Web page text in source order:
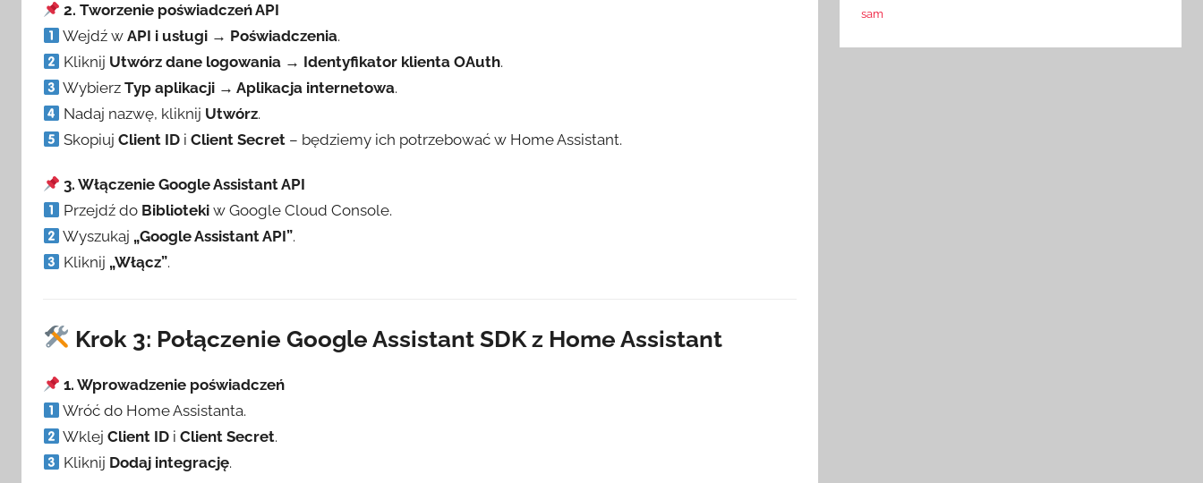
2. Tworzenie poświadczeń API
Wejdź wAPI i usługi → Poświadczenia.
Kliknij Utwórz dane logowania → Identyfikator klienta OAuth.
WybierzTyp aplikacji → Aplikacja internetowa.
Nadaj nazwę, kliknij Utwórz.
SkopiujClient ID iClient Secret – będziemy ich potrzebować w Home Assistant.
3. Włączenie Google Assistant API
Przejdź do Biblioteki w Google Cloud Console.
Wyszukaj „Google Assistant API”.
Kliknij „Włącz”.
Krok 3: Połączenie Google Assistant SDK z Home Assistant
1. Wprowadzenie poświadczeń
Wróć do Home Assistanta.
WklejClient ID iClient Secret.
Kliknij Dodaj integrację.
sam